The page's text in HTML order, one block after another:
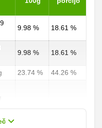
9.98 % 18.61 %
9.98 % 18.61 %
23.74 %
44.26 %
2.26 % 4.21 %